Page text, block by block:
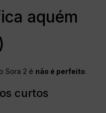
aquém
Sora 2 é não é perfeito.
curtos